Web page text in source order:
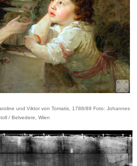
und Viktor von Tomatis, 1788/89 Foto: Johannes
/ Belvedere, Wien